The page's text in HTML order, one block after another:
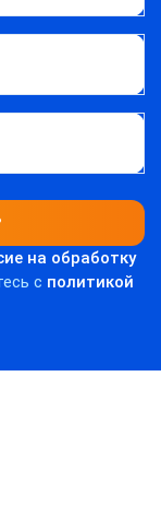
на обработку
c политикой